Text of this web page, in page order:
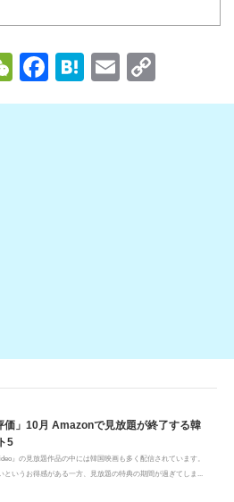
W
e
F
a
H
at
E
m o
価」10月 Amazonで見放題が終了する韓
5
』の見放題作品の中には韓国映画も多く配信されています。
というお得感がある一方、見放題の特典の期間が過ぎてしま...